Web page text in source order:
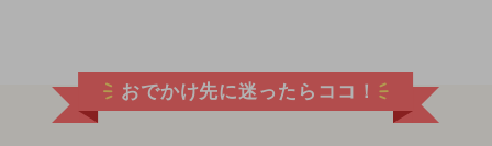
おでかけ先に迷ったらココ！